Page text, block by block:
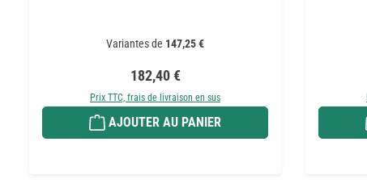
Variantes de 147,25 €
Prix régulier :
182,40 €
Prix TTC, frais de livraison en sus
AJOUTER AU PANIER